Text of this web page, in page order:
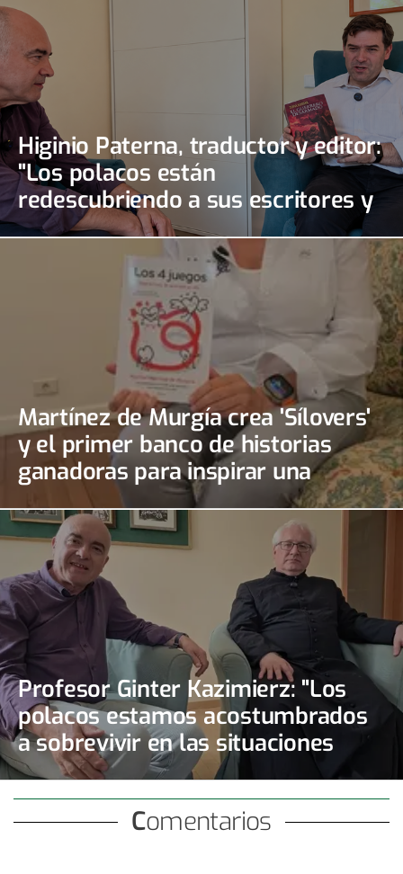
Higinio Paterna, traductor y editor:
"Los polacos están
redescubriendo a sus escritores y
yo quiero acercarlos al mundo
Martínez de Murgía crea 'Sílovers'
y el primer banco de historias
ganadoras para inspirar una
sociedad libre de violencia y más
consciente
Profesor Ginter Kazimierz: "Los
polacos estamos acostumbrados
a sobrevivir en las situaciones
más inverosímiles"
Comentarios